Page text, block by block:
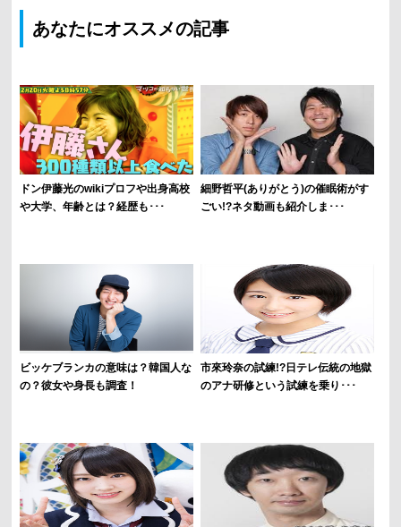
あなたにオススメの記事
ドン伊藤光のwikiプロフや出身高校
や大学、年齢とは？経歴も･･･
細野哲平(ありがとう)の催眠術がす
ごい!?ネタ動画も紹介しま･･･
ビッケブランカの意味は？韓国人な
の？彼女や身長も調査！
市來玲奈の試練!?日テレ伝統の地獄
のアナ研修という試練を乗り･･･